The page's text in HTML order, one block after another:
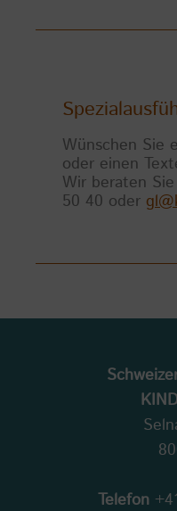
Wünschen Sie
oder einen
Wir beraten
50 40 oder
Telefon